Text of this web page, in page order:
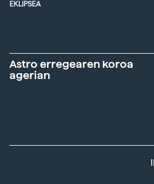
EKLIPSEA
Astro erregearen koroa
agerian